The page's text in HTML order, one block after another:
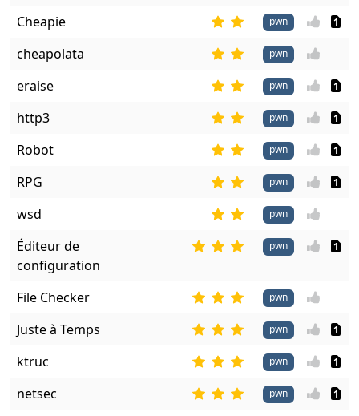
Cheapie pwn 1
cheapolata pwn
eraise pwn 1
http3 pwn 1
Robot pwn 1
RPG pwn 1
wsd pwn
Éditeur de
configuration
pwn 1
File Checker pwn
Juste à Temps pwn 1
ktruc pwn 1
netsec pwn 1